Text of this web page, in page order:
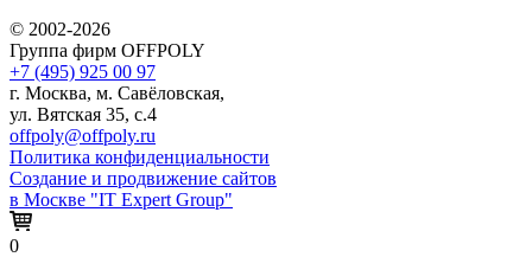
© 2002-2026
Группа фирм OFFPOLY
+7 (495) 925 00 97
г. Москва, м. Савёловская,
ул. Вятская 35, с.4
offpoly@offpoly.ru
Политика конфиденциальности
Создание и продвижение сайтов
в Москве "IT Expert Group"
0